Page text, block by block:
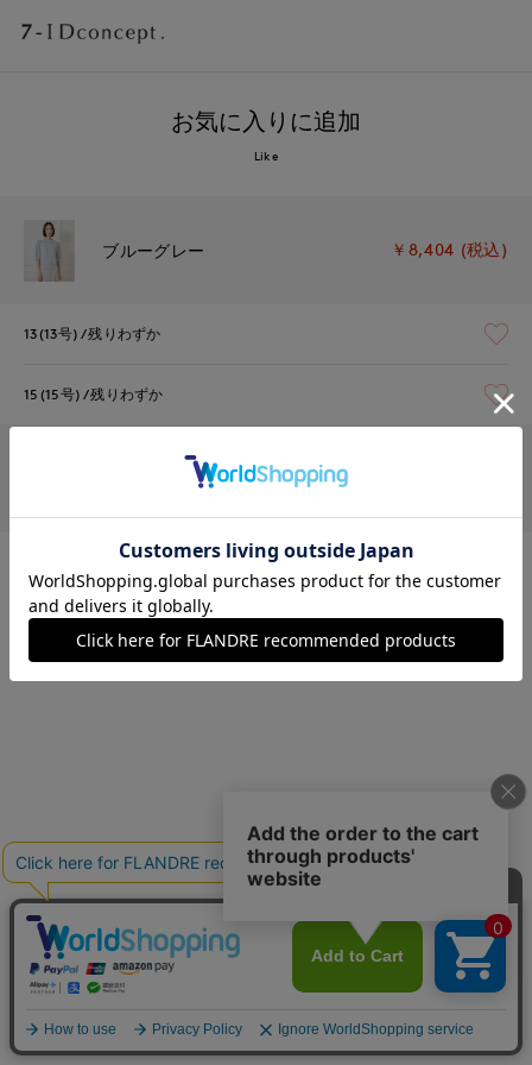
お気に入りに追加
Like
ブルーグレー ￥8,404 (税込)
13(13号) 残りわずか
15(15号) 残りわずか
グレーベージュ
残り1点